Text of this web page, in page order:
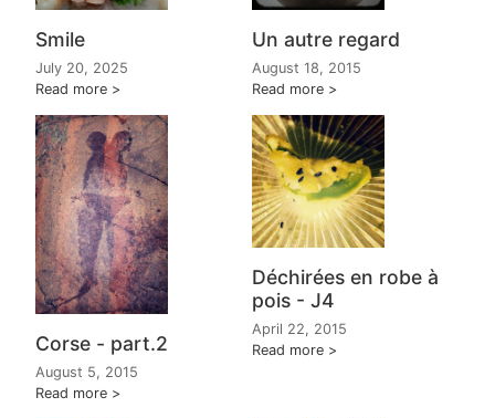
Smile
July 20, 2025
Read more
Un autre regard
August 18, 2015
Read more
Corse - part.2
August 5, 2015
Read more
Déchirées en robe à
pois - J4
April 22, 2015
Read more